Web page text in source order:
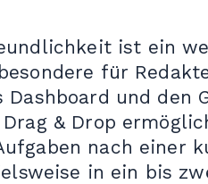
ist ein
für
und den
& Drop
nach einer
in ein bis